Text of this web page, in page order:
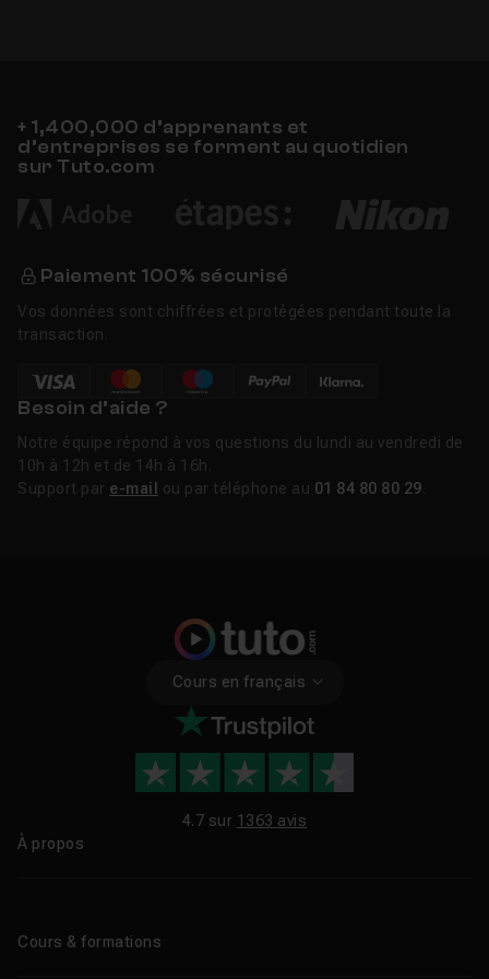
+ 1,400,000 d’apprenants et
d’entreprises se forment au quotidien
sur Tuto.com
Paiement 100% sécurisé
Vos données sont chiffrées et protégées pendant toute la
transaction.
Besoin d’aide ?
Notre équipe répond à vos questions du lundi au vendredi de
10h à 12h et de 14h à 16h.
Support par e-mail ou par téléphone au 01 84 80 80 29
Cours en français
4.7 sur 1363 avis
À propos
Cours & formations